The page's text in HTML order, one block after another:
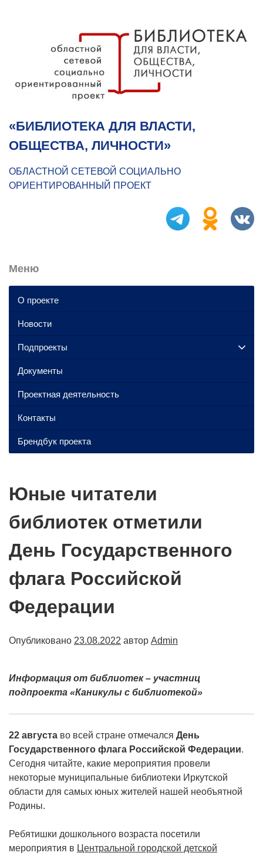
«БИБЛИОТЕКА ДЛЯ ВЛАСТИ,
ОБЩЕСТВА, ЛИЧНОСТИ»
ОБЛАСТНОЙ СЕТЕВОЙ СОЦИАЛЬНО
ОРИЕНТИРОВАННЫЙ ПРОЕКТ
Юные читатели
библиотек отметили
День Государственного
флага Российской
Федерации
Опубликовано 23.08.2022 автор Admin
Информация от библиотек – участниц
подпроекта «Каникулы с библиотекой»
22 августа во всей стране отмечался День
Государственного флага Российской Федерации.
Сегодня читайте, какие мероприятия провели
некоторые муниципальные библиотеки Иркутской
области для самых юных жителей нашей необъятной
Родины.
Ребятишки дошкольного возраста посетили
мероприятия в Центральной городской детской
Меню
О проекте
Новости
Подпроекты
Документы
Проектная деятельность
Контакты
Брендбук проекта